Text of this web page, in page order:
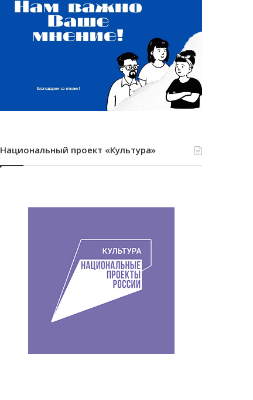
Национальный проект «Культура»